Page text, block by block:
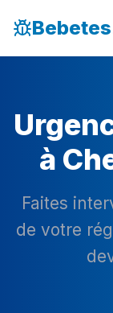
à
Faites
de votre